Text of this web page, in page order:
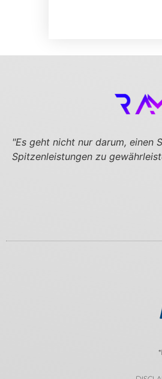
"Es geht nicht nur darum, einen
Spitzenleistungen zu